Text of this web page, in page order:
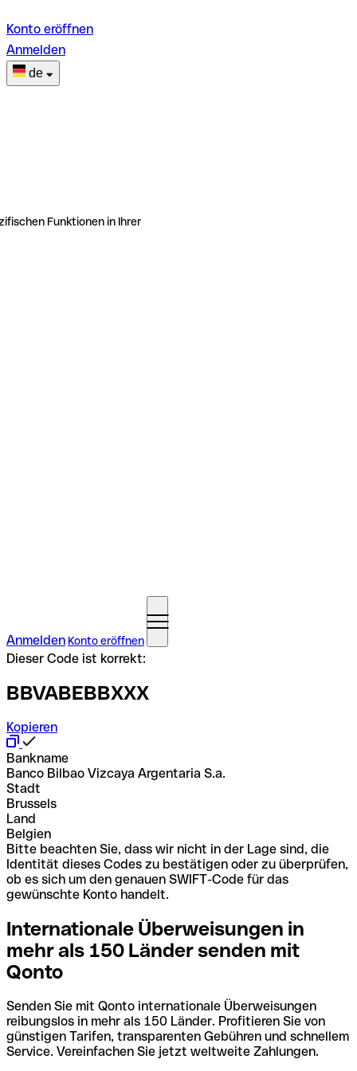
Konto eröffnen
Anmelden
de
Funktionen in Ihrer
Anmelden Konto eröffnen
Dieser Code ist korrekt:
BBVABEBBXXX
Kopieren
Bankname
Banco Bilbao Vizcaya Argentaria S.a.
Stadt
Brussels
Land
Belgien
Bitte beachten Sie, dass wir nicht in der Lage sind, die
Identität dieses Codes zu bestätigen oder zu überprüfen,
ob es sich um den genauen SWIFT-Code für das
gewünschte Konto handelt.
Internationale Überweisungen in
mehr als 150 Länder senden mit
Qonto
Senden Sie mit Qonto internationale Überweisungen
reibungslos in mehr als 150 Länder. Profitieren Sie von
günstigen Tarifen, transparenten Gebühren und schnellem
Service. Vereinfachen Sie jetzt weltweite Zahlungen.